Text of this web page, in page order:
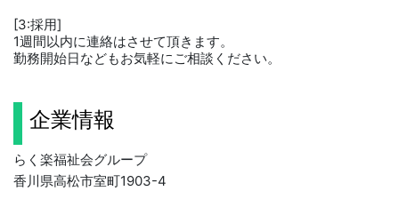
[3:採用]
1週間以内に連絡はさせて頂きます。
勤務開始日などもお気軽にご相談ください。
企業情報
らく楽福祉会グループ
香川県高松市室町1903-4